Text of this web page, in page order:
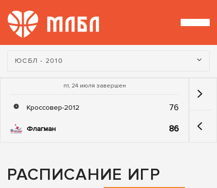
Турнир:
ЮСБЛ - 2010
пт, 24 июля завершен
Кроссовер-2012 76
Флагман 86
РАСПИСАНИЕ ИГР